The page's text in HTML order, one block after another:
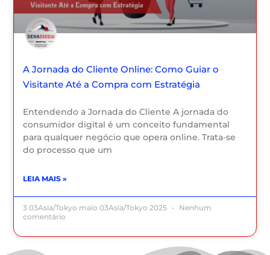
A Jornada do Cliente Online: Como Guiar o
Visitante Até a Compra com Estratégia
Entendendo a Jornada do Cliente A jornada do
consumidor digital é um conceito fundamental
para qualquer negócio que opera online. Trata-se
do processo que um
LEIA MAIS »
3 03Asia/Tokyo maio 03Asia/Tokyo 2025
Nenhum
comentário